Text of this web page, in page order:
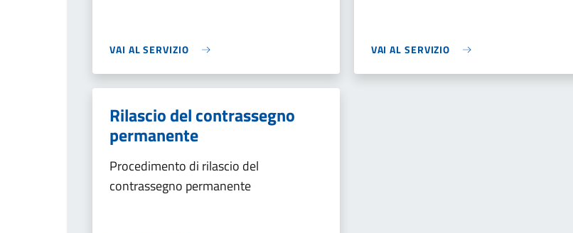
VAI AL SERVIZIO VAI AL SERVIZIO
Rilascio del contrassegno
permanente
Procedimento di rilascio del
contrassegno permanente